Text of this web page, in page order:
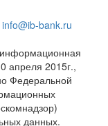
info@ib-bank.ru
апреля 2015г.,
Федеральной
данных.